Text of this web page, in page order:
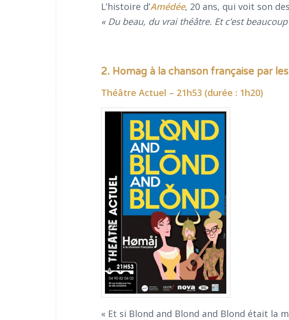
L’histoire d’Amédée, 20 ans, qui voit son
« Du beau, du vrai théâtre. Et c’est
2. Homag à la chanson française par
Théâtre Actuel – 21h53 (durée : 1h20)
« Et si Blond and Blond and Blond était la